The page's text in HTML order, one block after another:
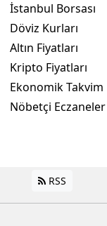
İstanbul Borsası
Döviz Kurları
Altın Fiyatları
Kripto Fiyatları
Ekonomik Takvim
Nöbetçi Eczaneler
RSS